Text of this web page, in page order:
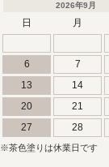
2026年9月
日 月
6
7
13
14
20
21
27
28
※茶色塗りは休業日です